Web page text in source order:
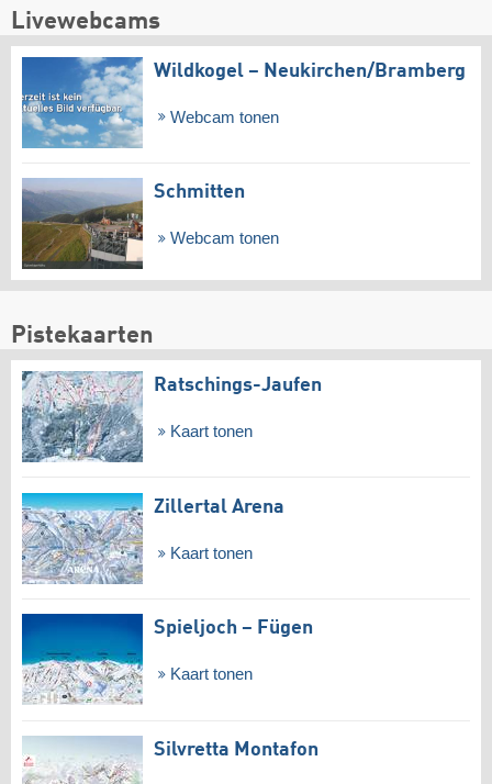
Livewebcams
Wildkogel – Neukirchen/​Bramberg
Webcam tonen
Schmitten
Webcam tonen
Pistekaarten
Ratschings-Jaufen
Kaart tonen
Zillertal Arena
Kaart tonen
Spieljoch – Fügen
Kaart tonen
Silvretta Montafon